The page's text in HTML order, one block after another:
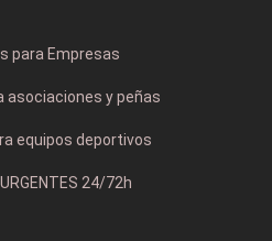
para Empresas
asociaciones y peñas
equipos deportivos
24/72h